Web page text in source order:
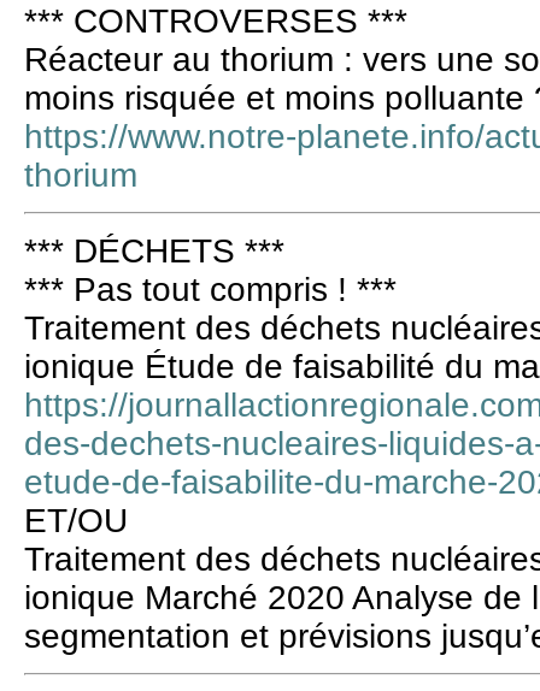
*** CONTROVERSES ***
Réacteur au thorium : vers une
moins risquée et moins polluante
https://www.notre-planete.info/
thorium
*** DÉCHETS ***
*** Pas tout compris ! ***
Traitement des déchets
ionique Étude de faisabilité du
https://
des-dechets-nucleaires-liquides-
etude-de-faisabilite-du-marche-
ET/OU
Traitement des déchets
ionique Marché 2020 Analyse de
segmentation et prévisions